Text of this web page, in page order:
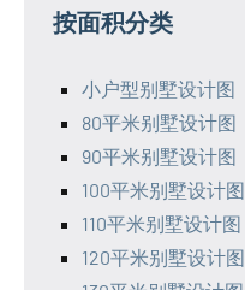
按面积分类
小户型别墅设计图
80平米别墅设计图
90平米别墅设计图
100平米别墅设计图
110平米别墅设计图
120平米别墅设计图